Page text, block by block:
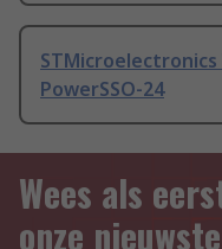
STMicroelectronics
PowerSSO-24
Wees als
onze